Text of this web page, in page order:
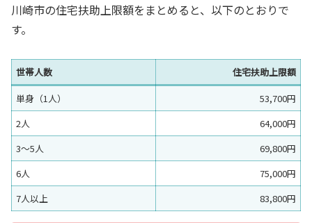
川崎市の住宅扶助上限額をまとめると、以下のとおりで
す。
世帯人数
住宅扶助上限額
単身（1人）
53,700円
2人
64,000円
3〜5人
69,800円
6人
75,000円
7人以上
83,800円